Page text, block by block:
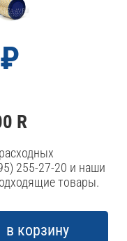
R
255-27-20 и наши
товары.